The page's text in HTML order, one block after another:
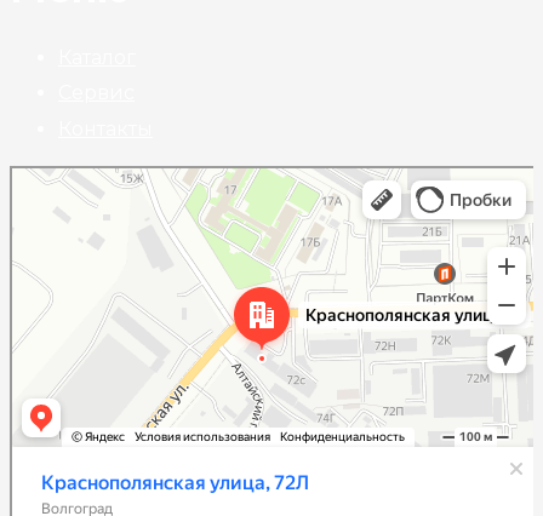
Волгоград
Краснополянская улица, 72Л на карте Волгограда — Яндекс Карты